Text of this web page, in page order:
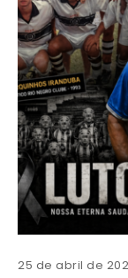
25 de abril de